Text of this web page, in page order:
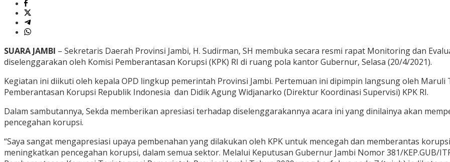
SUARA JAMBI – Sekretaris Daerah Provinsi Jambi, H. Sudirman, SH membuka secara resmi rapat Monitoring dan
diselenggarakan oleh Komisi Pemberantasan Korupsi (KPK) RI di ruang pola kantor Gubernur, Selasa (20/4/2021).
Kegiatan ini diikuti oleh kepala OPD lingkup pemerintah Provinsi Jambi. Pertemuan ini dipimpin langsung oleh Maruli
Pemberantasan Korupsi Republik Indonesia dan Didik Agung Widjanarko (Direktur Koordinasi Supervisi) KPK RI.
Dalam sambutannya, Sekda memberikan apresiasi terhadap diselenggarakannya acara ini yang dinilainya akan
pencegahan korupsi.
“Saya sangat mengapresiasi upaya pembenahan yang dilakukan oleh KPK untuk mencegah dan memberantas
meningkatkan pencegahan korupsi, dalam semua sektor. Melalui Keputusan Gubernur Jambi Nomor 381/KEP.GUB/